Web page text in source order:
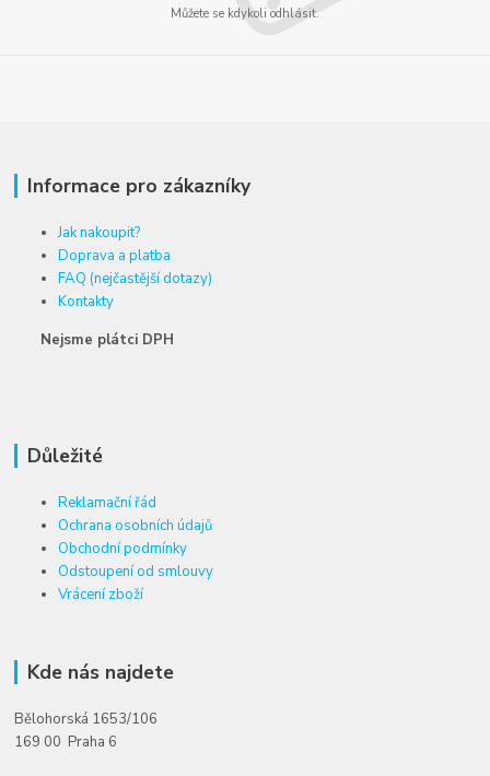
Můžete se kdykoli odhlásit.
Informace pro zákazníky
Jak nakoupit?
Doprava a platba
FAQ (nejčastější dotazy)
Kontakty
Nejsme plátci DPH
Důležité
Reklamační řád
Ochrana osobních údajů
Obchodní podmínky
Odstoupení od smlouvy
Vrácení zboží
Kde nás najdete
Bělohorská 1653/106
169 00 Praha 6